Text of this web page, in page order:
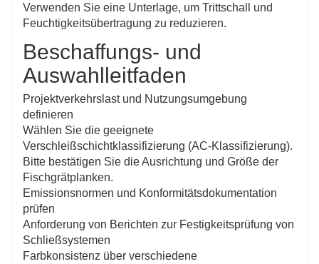
Verwenden Sie eine Unterlage, um Trittschall und
Feuchtigkeitsübertragung zu reduzieren.
Beschaffungs- und
Auswahlleitfaden
Projektverkehrslast und Nutzungsumgebung
definieren
Wählen Sie die geeignete
Verschleißschichtklassifizierung (AC-Klassifizierung).
Bitte bestätigen Sie die Ausrichtung und Größe der
Fischgrätplanken.
Emissionsnormen und Konformitätsdokumentation
prüfen
Anforderung von Berichten zur Festigkeitsprüfung von
Schließsystemen
Farbkonsistenz über verschiedene